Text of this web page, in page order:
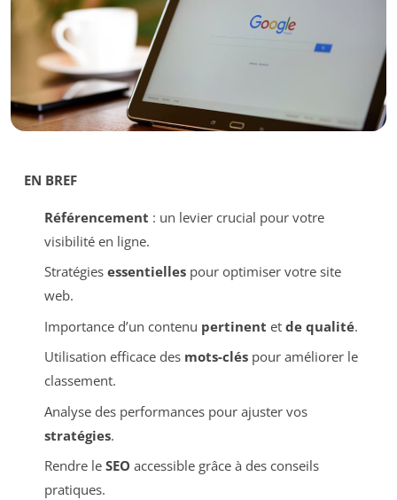
EN BREF
Référencement : un levier crucial pour votre
visibilité en ligne.
Stratégies essentiellespour optimiser votre site
web.
Importance d’un contenu pertinent et de qualité.
Utilisation efficace des mots-cléspour améliorer le
classement.
Analyse des performances pour ajuster vos
stratégies.
Rendre le SEO accessible grâce à des conseils
pratiques.